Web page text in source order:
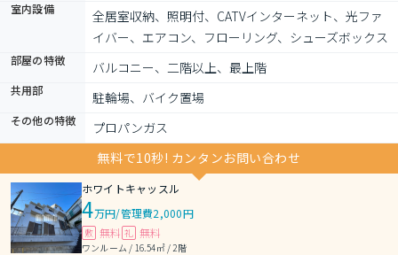
室内設備
全居室収納、照明付、CATVインターネット、光ファ
イバー、エアコン、フローリング、シューズボックス
部屋の特徴 バルコニー、二階以上、最上階
共用部 駐輪場、バイク置場
その他の特徴
プロパンガス
無料で10秒! カンタンお問い合わせ
ホワイトキャッスル
4万円/管理費2,000円
敷 無料 礼 無料
ワンルーム / 16.54㎡ / 2階